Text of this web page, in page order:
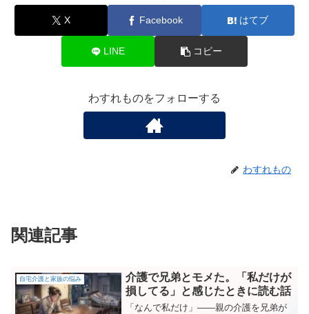
X Facebook はてブ
LINE コピー
わすれものをフォローする
わすれもの
関連記事
自宅介護と家族の悩み
介護で兄弟とモメた。「私だけが
損してる」と感じたときに読む話
「なんで私だけ」——親の介護を兄弟が